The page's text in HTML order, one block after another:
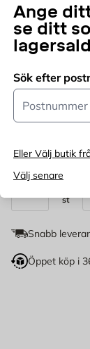
Ange
se ditt
Sök efter
Postnummer
Eller Välj butik
Välj senare
Modell för
stativ. Denna
separata
Läs mer
Endast
Ange
1 783 KR
st
Snabb
Öppet köp i